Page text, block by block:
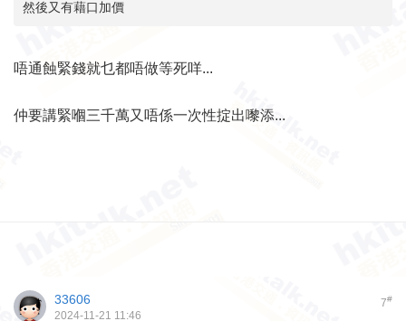
然後又有藉口加價
唔通蝕緊錢就乜都唔做等死咩...
仲要講緊嗰三千萬又唔係一次性掟出嚟添...
7#
33606
2024-11-21 11:46